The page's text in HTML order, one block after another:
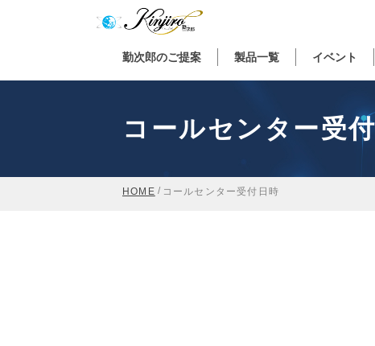
勤次郎のご提案 製品一覧 イベント
コールセンター受
HOME / コールセンター受付日時